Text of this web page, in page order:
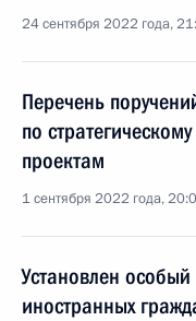
24 сентября 2022 года,
Перечень
по
проектам
1 сентября 2022 года,
Установлен
иностранных